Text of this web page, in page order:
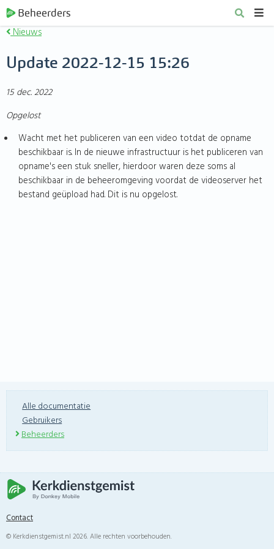
Beheerders
Nieuws
Update 2022-12-15 15:26
15 dec. 2022
Opgelost
Wacht met het publiceren van een video totdat de opname
beschikbaar is. In de nieuwe infrastructuur is het publiceren van
opname's een stuk sneller, hierdoor waren deze soms al
beschikbaar in de beheeromgeving voordat de videoserver het
bestand geüpload had. Dit is nu opgelost.
Alle documentatie
Gebruikers
Beheerders
Contact
© Kerkdienstgemist.nl 2026. Alle rechten voorbehouden.